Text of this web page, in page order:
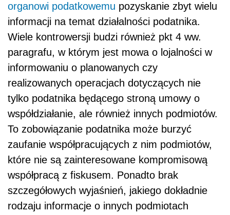
organowi podatkowemu pozyskanie zbyt wielu
informacji na temat działalności podatnika.
Wiele kontrowersji budzi również pkt 4 ww.
paragrafu, w którym jest mowa o lojalności w
informowaniu o planowanych czy
realizowanych operacjach dotyczących nie
tylko podatnika będącego stroną umowy o
współdziałanie, ale również innych podmiotów.
To zobowiązanie podatnika może burzyć
zaufanie współpracujących z nim podmiotów,
które nie są zainteresowane kompromisową
współpracą z fiskusem. Ponadto brak
szczegółowych wyjaśnień, jakiego dokładnie
rodzaju informacje o innych podmiotach